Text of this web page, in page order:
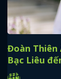
Đoàn
Bạc Liêu